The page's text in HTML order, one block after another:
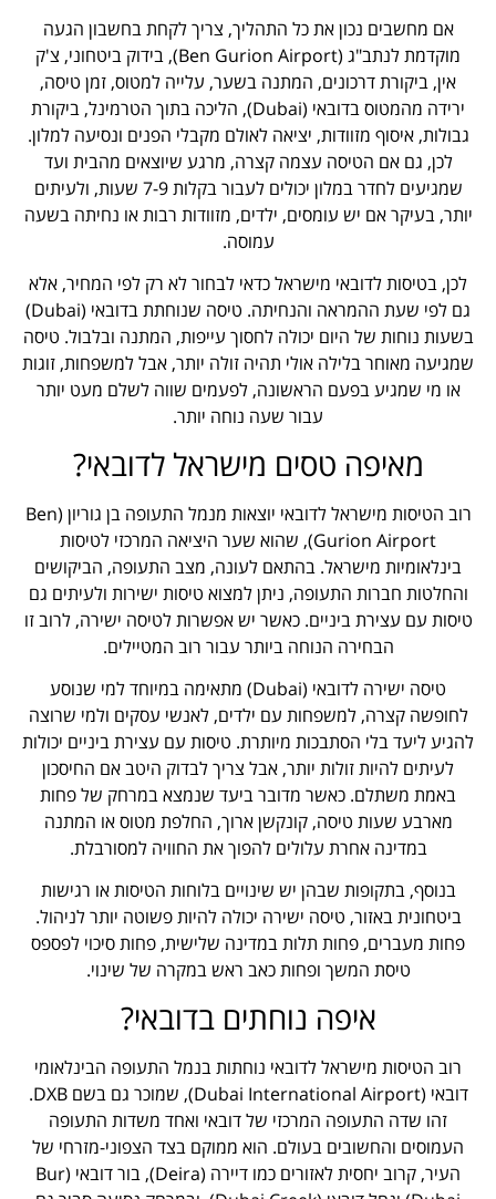
אם מחשבים נכון את כל התהליך, צריך לקחת בחשבון הגעה
מוקדמת לנתב"ג (Ben Gurion Airport), בידוק ביטחוני, צ'ק
אין, ביקורת דרכונים, המתנה בשער, עלייה למטוס, זמן טיסה,
ירידה מהמטוס בדובאי (Dubai), הליכה בתוך הטרמינל, ביקורת
גבולות, איסוף מזוודות, יציאה לאולם מקבלי הפנים ונסיעה למלון.
לכן, גם אם הטיסה עצמה קצרה, מרגע שיוצאים מהבית ועד
שמגיעים לחדר במלון יכולים לעבור בקלות 7-9 שעות, ולעיתים
יותר, בעיקר אם יש עומסים, ילדים, מזוודות רבות או נחיתה בשעה
עמוסה.
לכן, בטיסות לדובאי מישראל כדאי לבחור לא רק לפי המחיר, אלא
גם לפי שעת ההמראה והנחיתה. טיסה שנוחתת בדובאי (Dubai)
בשעות נוחות של היום יכולה לחסוך עייפות, המתנה ובלבול. טיסה
שמגיעה מאוחר בלילה אולי תהיה זולה יותר, אבל למשפחות, זוגות
או מי שמגיע בפעם הראשונה, לפעמים שווה לשלם מעט יותר
עבור שעה נוחה יותר.
מאיפה טסים מישראל לדובאי?
רוב הטיסות מישראל לדובאי יוצאות מנמל התעופה בן גוריון (Ben
Gurion Airport), שהוא שער היציאה המרכזי לטיסות
בינלאומיות מישראל. בהתאם לעונה, מצב התעופה, הביקושים
והחלטות חברות התעופה, ניתן למצוא טיסות ישירות ולעיתים גם
טיסות עם עצירת ביניים. כאשר יש אפשרות לטיסה ישירה, לרוב זו
הבחירה הנוחה ביותר עבור רוב המטיילים.
טיסה ישירה לדובאי (Dubai) מתאימה במיוחד למי שנוסע
לחופשה קצרה, למשפחות עם ילדים, לאנשי עסקים ולמי שרוצה
להגיע ליעד בלי הסתבכות מיותרת. טיסות עם עצירת ביניים יכולות
לעיתים להיות זולות יותר, אבל צריך לבדוק היטב אם החיסכון
באמת משתלם. כאשר מדובר ביעד שנמצא במרחק של פחות
מארבע שעות טיסה, קונקשן ארוך, החלפת מטוס או המתנה
במדינה אחרת עלולים להפוך את החוויה למסורבלת.
בנוסף, בתקופות שבהן יש שינויים בלוחות הטיסות או רגישות
ביטחונית באזור, טיסה ישירה יכולה להיות פשוטה יותר לניהול.
פחות מעברים, פחות תלות במדינה שלישית, פחות סיכוי לפספס
טיסת המשך ופחות כאב ראש במקרה של שינוי.
איפה נוחתים בדובאי?
רוב הטיסות מישראל לדובאי נוחתות בנמל התעופה הבינלאומי
דובאי (Dubai International Airport), שמוכר גם בשם DXB.
זהו שדה התעופה המרכזי של דובאי ואחד משדות התעופה
העמוסים והחשובים בעולם. הוא ממוקם בצד הצפוני-מזרחי של
העיר, קרוב יחסית לאזורים כמו דיירה (Deira), בור דובאי (Bur